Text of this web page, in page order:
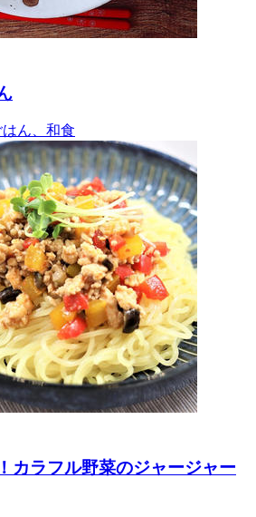
ん、和食
カラフル野菜のジャージャー